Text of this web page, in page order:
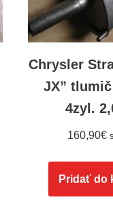
Chrysler
JX”
4zyl.
160,90€
Pridať do